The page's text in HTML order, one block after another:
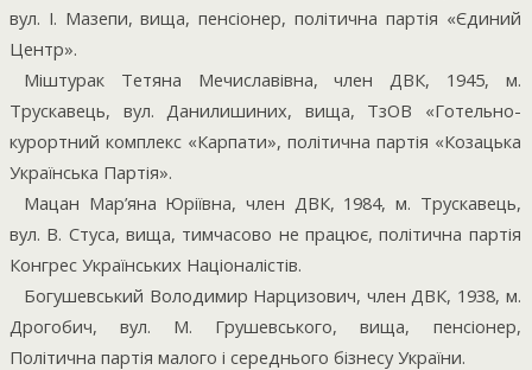
вул. І. Мазепи, вища, пенсіонер, політична партія «Єдиний
Центр».
Міштурак Тетяна Мечиславівна, член ДВК, 1945, м.
Трускавець, вул. Данилишиних, вища, ТзОВ «Готельно-
курортний комплекс «Карпати», політична партія «Козацька
Українська Партія».
Мацан Мар’яна Юріївна, член ДВК, 1984, м. Трускавець,
вул. В. Стуса, вища, тимчасово не працює, політична партія
Конгрес Українських Націоналістів.
Богушевський Володимир Нарцизович, член ДВК, 1938, м.
Дрогобич, вул. М. Грушевського, вища, пенсіонер,
Політична партія малого і середнього бізнесу України.